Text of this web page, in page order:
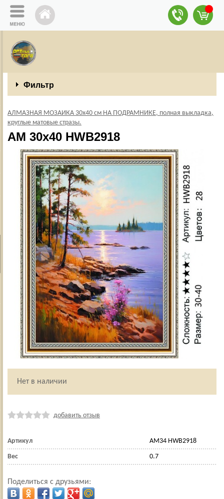
Фильтр
АЛМАЗНАЯ МОЗАИКА 30х40 см НА ПОДРАМНИКЕ, полная выкладка,
круглые матовые стразы.
AM 30х40 HWB2918
Нет в наличии
добавить отзыв
Артикул AM34 HWB2918
Вес 0.7
Поделиться с друзьями: